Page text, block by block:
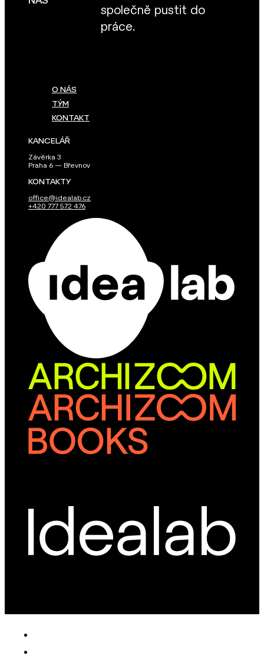
společně pustit do
práce.
O NÁS
TÝM
KONTAKT
KANCELÁŘ
Závěrka 3
Praha 6 — Břevnov
KONTAKTY
office@idealab.cz
+420 777 572 476